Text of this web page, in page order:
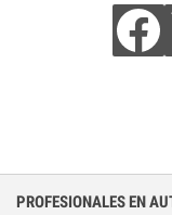
PROFESIONALES EN